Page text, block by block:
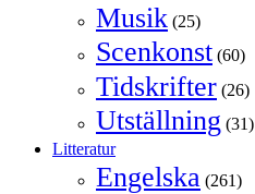
Musik (25)
Scenkonst (60)
Tidskrifter (26)
Utställning (31)
Litteratur
Engelska (261)